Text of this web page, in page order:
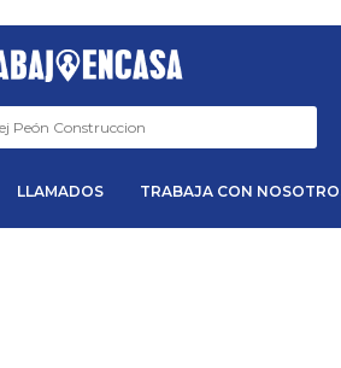
LLAMADOS TRABAJA CON